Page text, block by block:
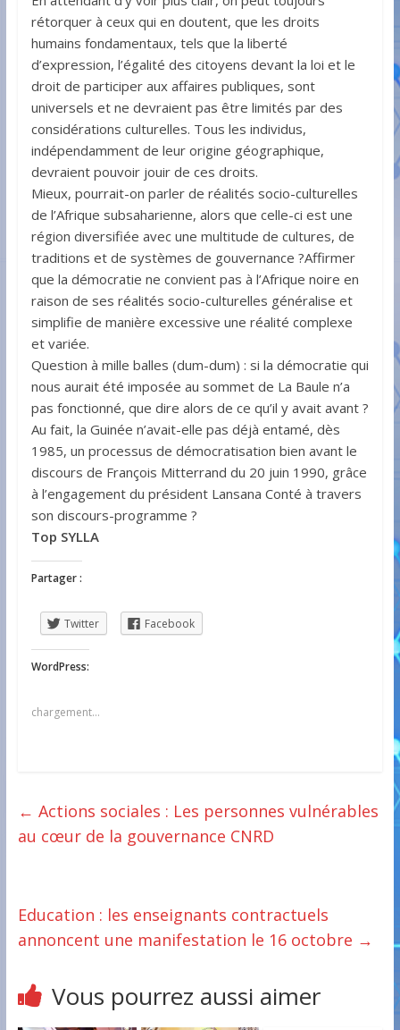
rétorquer à ceux qui en doutent, que les droits
humains fondamentaux, tels que la liberté
d’expression, l’égalité des citoyens devant la loi et le
droit de participer aux affaires publiques, sont
universels et ne devraient pas être limités par des
considérations culturelles. Tous les individus,
indépendamment de leur origine géographique,
devraient pouvoir jouir de ces droits.
Mieux, pourrait-on parler de réalités socio-culturelles
de l’Afrique subsaharienne, alors que celle-ci est une
région diversifiée avec une multitude de cultures, de
traditions et de systèmes de gouvernance ?Affirmer
que la démocratie ne convient pas à l’Afrique noire en
raison de ses réalités socio-culturelles généralise et
simplifie de manière excessive une réalité complexe
et variée.
Question à mille balles (dum-dum) : si la démocratie qui
nous aurait été imposée au sommet de La Baule n’a
pas fonctionné, que dire alors de ce qu’il y avait avant ?
Au fait, la Guinée n’avait-elle pas déjà entamé, dès
1985, un processus de démocratisation bien avant le
discours de François Mitterrand du 20 juin 1990, grâce
à l’engagement du président Lansana Conté à travers
son discours-programme ?
Top SYLLA
Partager :
Twitter Facebook
WordPress:
chargement…
← Actions sociales : Les personnes vulnérables
au cœur de la gouvernance CNRD
Education : les enseignants contractuels
annoncent une manifestation le 16 octobre →
Vous pourrez aussi aimer